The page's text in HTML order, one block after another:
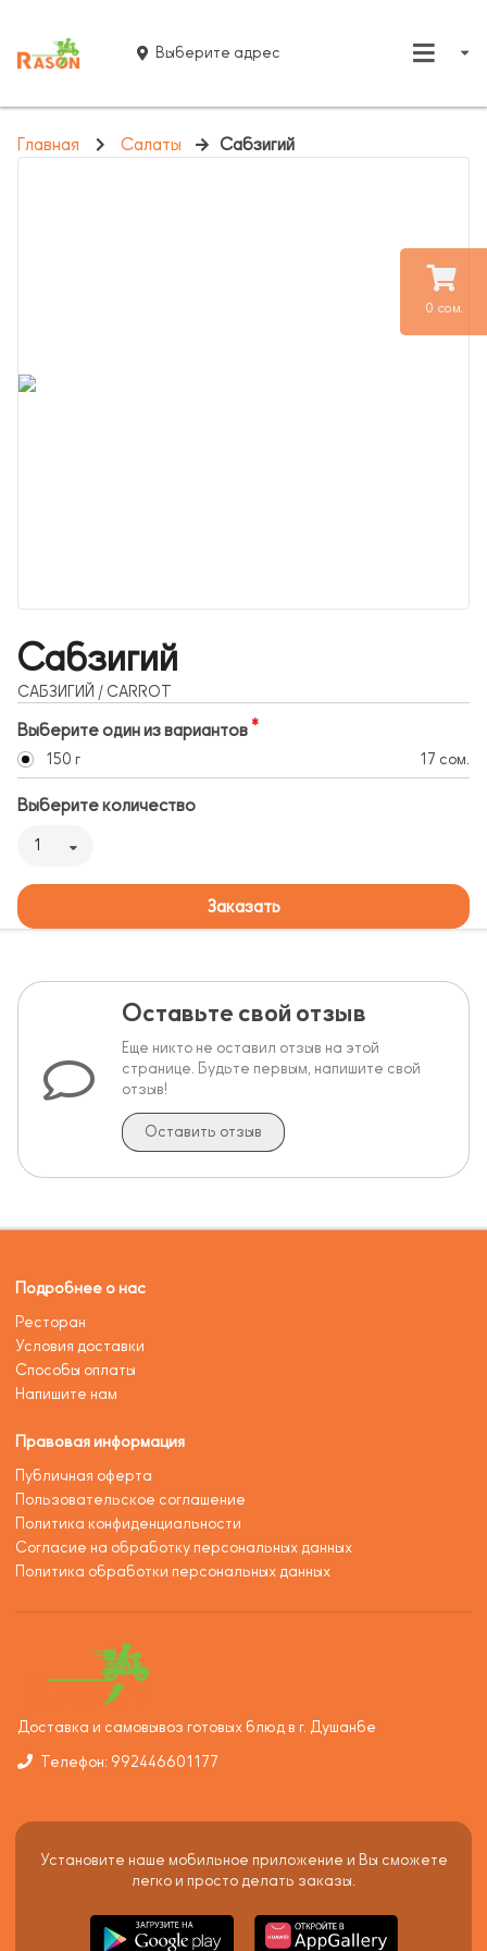
0 сом.
Выберите адрес
Главная Салаты Сабзигий
Сабзигий
САБЗИГИЙ / CARROT
Выберите один из вариантов
150 г 17 сом.
Выберите количество
1
Заказать
Оставьте свой отзыв
Еще никто не оставил отзыв на этой
странице. Будьте первым, напишите свой
отзыв!
Оставить отзыв
Подробнее о нас
Ресторан
Условия доставки
Способы оплаты
Напишите нам
Правовая информация
Публичная оферта
Пользовательское соглашение
Политика конфиденциальности
Согласие на обработку персональных данных
Политика обработки персональных данных
Доставка и самовывоз готовых блюд в г. Душанбе
Телефон: 992446601177
Установите наше мобильное приложение и Вы сможете
легко и просто делать заказы.